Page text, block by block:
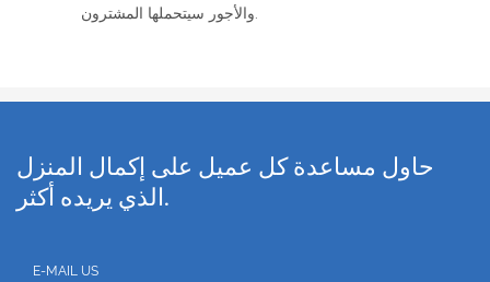
والأجور سيتحملها المشترون.
حاول مساعدة كل عميل على إكمال المنزل
الذي يريده أكثر.
E-MAIL US